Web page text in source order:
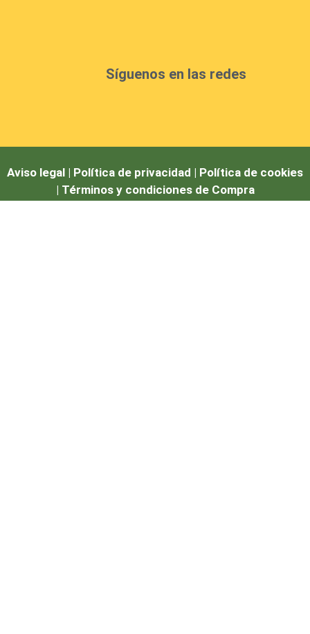
Síguenos en las redes
Aviso legal | Política de privacidad | Política de cookies
| Términos y condiciones de Compra